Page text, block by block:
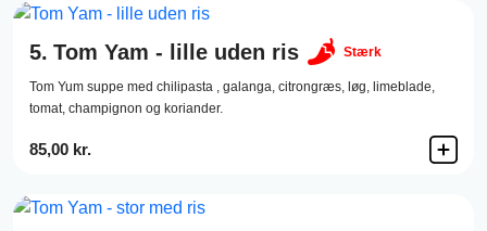
5. Tom Yam - lille uden ris Stærk
Tom Yum suppe med chilipasta , galanga, citrongræs, løg, limeblade,
tomat, champignon og koriander.
85,00 kr.